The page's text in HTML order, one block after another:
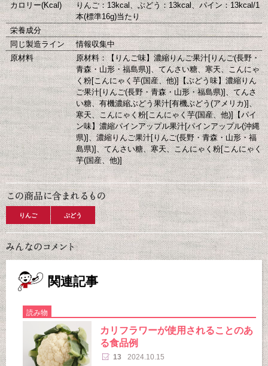
カロリー(Kcal)
りんご：13kcal、ぶどう：13kcal、パイン：13kcal/1
本(標準16g)当たり
栄養成分
同じ製造ライン
情報収集中
原材料
原材料：【りんご味】濃縮りんご果汁[りんご(長野・
青森・山形・福島県)]、てんさい糖、寒天、こんにゃ
く粉[こんにゃく芋(国産、他)]【ぶどう味】濃縮りん
ご果汁[りんご(長野・青森・山形・福島県)]、てんさ
い糖、有機濃縮ぶどう果汁[有機ぶどう(アメリカ)]、
寒天、こんにゃく粉[こんにゃく芋(国産、他)]【パイ
ン味】濃縮パインアップル果汁[パインアップル(沖縄
県)]、濃縮りんご果汁[りんご(長野・青森・山形・福
島県)]、てんさい糖、寒天、こんにゃく粉[こんにゃく
芋(国産、他)]
りんご ぶどう
関連記事
読み物
カリフラワーが使用されることのあ
る食品例
13 2024.10.15